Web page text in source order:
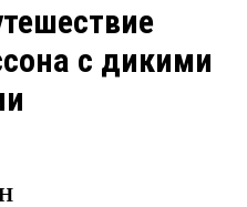
с дикими